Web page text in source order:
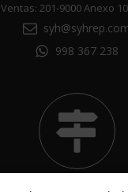
Ventas: 201-9000 Anexo
998 367 238